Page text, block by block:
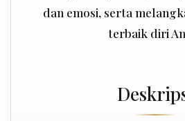
dan emosi, serta
terbaik diri